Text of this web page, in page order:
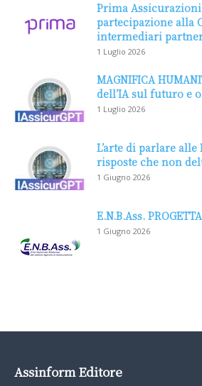
Prima
partecipazione alla
intermediari
1 Luglio 2026
MAGNIFICA
dell’IA sul futuro e
1 Luglio 2026
L’arte di parlare
risposte che non
1 Giugno 2026
E.N.B.Ass.
1 Giugno 2026
Assinform Editore